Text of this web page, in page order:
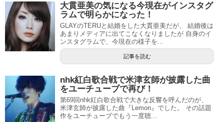
大貫亜美の気になる今現在がインスタグ
ラムで明らかになった！
GLAYのTERUと結婚をした大貫亜美だが、 結婚後は
あまりメディアに出てこなくなりましたが 自身のイ
ンスタグラムで、今現在の様子を...
記事を読む
nhk紅白歌合戦で米津玄師が披露した曲
をユーチューブで再び！
第69回nhk紅白歌合戦で大きな反響を呼んだのが、
米津玄師が披露した曲『Lemon』でした。 その話題
作をユーチューブでもう一度聴...